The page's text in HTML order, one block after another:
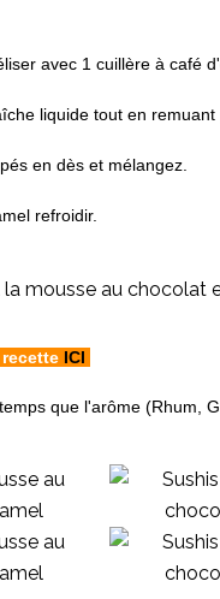
avec 1 cuillère à café
liquide tout en remuant
en dès et mélangez.
refroidir.
ICI
que l'arôme (Rhum,